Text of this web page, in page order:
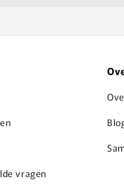
vragen